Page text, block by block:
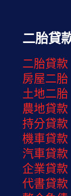
二胎貸
二胎貸款
房屋二胎
土地二胎
農地貸款
持分貸款
機車貸款
汽車貸款
企業貸款
代書貸款